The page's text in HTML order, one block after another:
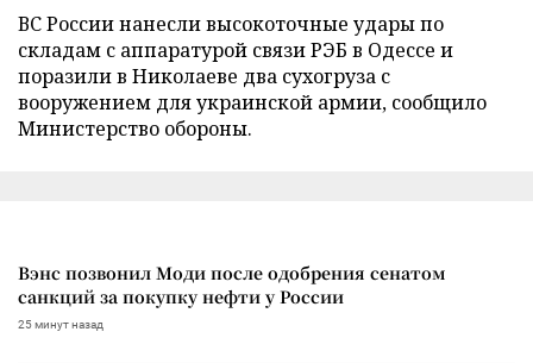
ВС России нанесли высокоточные удары по
складам с аппаратурой связи РЭБ в Одессе и
поразили в Николаеве два сухогруза с
вооружением для украинской армии, сообщило
Министерство обороны.
Вэнс позвонил Моди после одобрения сенатом
санкций за покупку нефти у России
25 минут назад